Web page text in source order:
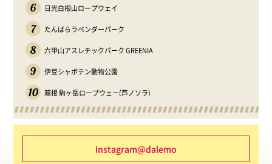
6 日光白根山ロープウェイ
7 たんばらラベンダーパーク
8 六甲山アスレチックパーク GREENIA
9 伊豆シャボテン動物公園
10 箱根 駒ヶ岳ロープウェー(芦ノソラ)
Instagram@dalemo